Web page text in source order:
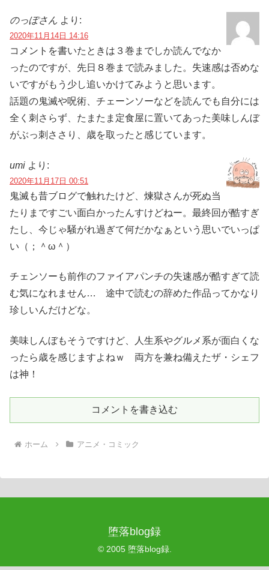
のっぽさん より:
2020年11月14日 14:16
コメントを書いたときは３巻までしか読んでなか
ったのですが、先日８巻まで読みました。失速感は否めな
いですがもう少し追いかけてみようと思います。
話題の鬼滅や呪術、チェーンソーなどを読んでも自分には
全く刺さらず、たまたま定食屋に置いてあった美味しんぼ
がぶっ刺ささり、歳を取ったと感じています。
umi より:
2020年11月17日 00:51
鬼滅も昔ブログで触れたけど、煉獄さんが死ぬ当
たりまですごい面白かったんすけどねー。最終回が酷すぎ
たし、今じゃ騒がれ過ぎて何だかなぁという思いでいっぱ
い（；＾ω＾）
チェンソーも前作のファイアパンチの失速感が酷すぎて読
む気になれません… 途中で読むの辞めた作品ってかなり
珍しいんだけどな。
美味しんぼもそうですけど、人生系やグルメ系が面白くな
ったら歳を感じますよねｗ 両方を兼ね備えたザ・シェフ
は神！
コメントを書き込む
ホーム アニメ・コミック
堕落blog録
© 2005 堕落blog録.